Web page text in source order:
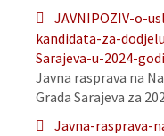
JAVNIPOZIV-o-
kandidata-za-
Sarajeva-u-2024-
Javna rasprava na
Grada Sarajeva za
Javna-rasprava-